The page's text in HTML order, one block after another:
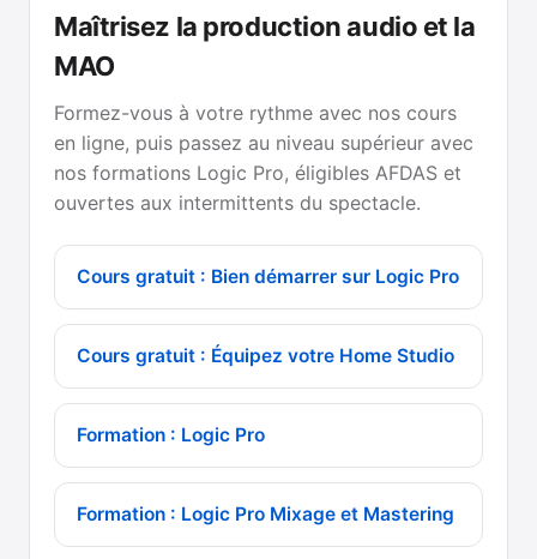
Maîtrisez la production audio et la
MAO
Formez-vous à votre rythme avec nos cours
en ligne, puis passez au niveau supérieur avec
nos formations Logic Pro, éligibles AFDAS et
ouvertes aux intermittents du spectacle.
Cours gratuit : Bien démarrer sur Logic Pro
Cours gratuit : Équipez votre Home Studio
Formation : Logic Pro
Formation : Logic Pro Mixage et Mastering